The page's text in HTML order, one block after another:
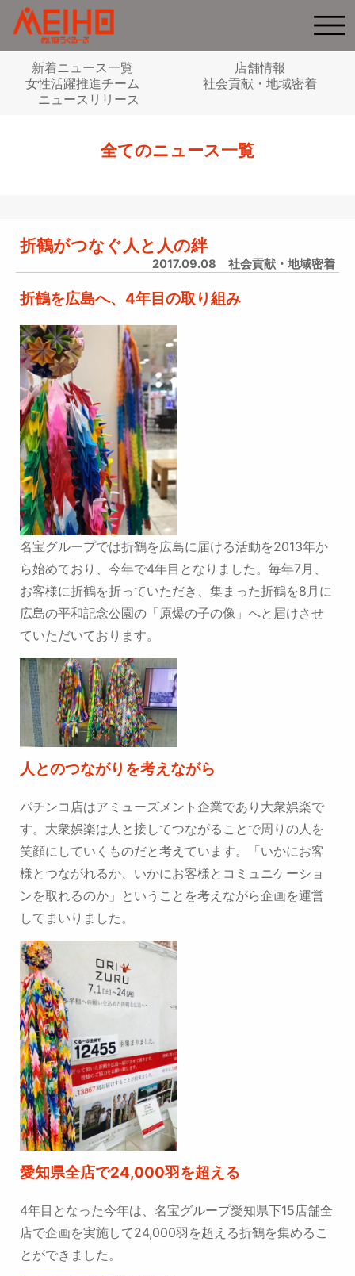
新着ニュース一覧
店舗情報
女性活躍推進チーム
社会貢献・地域密着
ニュースリリース
全てのニュース一覧
折鶴がつなぐ人と人の絆
2017.09.08 社会貢献・地域密着
折鶴を広島へ、4年目の取り組み
名宝グループでは折鶴を広島に届ける活動を2013年か
ら始めており、今年で4年目となりました。毎年7月、
お客様に折鶴を折っていただき、集まった折鶴を8月に
広島の平和記念公園の「原爆の子の像」へと届けさせ
ていただいております。
人とのつながりを考えながら
パチンコ店はアミューズメント企業であり大衆娯楽で
す。大衆娯楽は人と接してつながることで周りの人を
笑顔にしていくものだと考えています。「いかにお客
様とつながれるか、いかにお客様とコミュニケーショ
ンを取れるのか」ということを考えながら企画を運営
してまいりました。
愛知県全店で24,000羽を超える
4年目となった今年は、名宝グループ愛知県下15店舗全
店で企画を実施して24,000羽を超える折鶴を集めるこ
とができました。